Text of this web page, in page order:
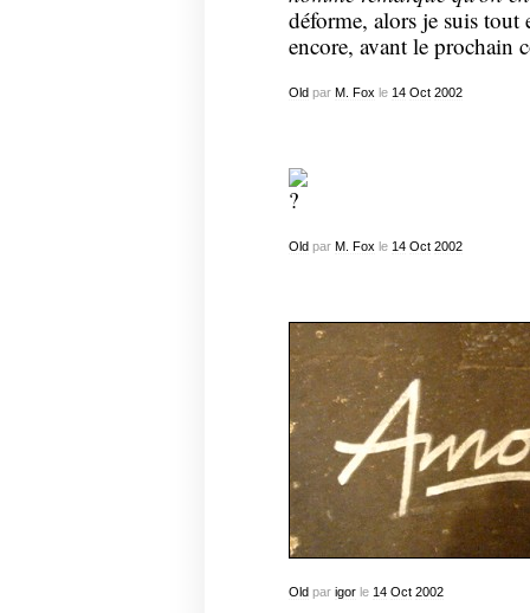
déforme, alors je suis tout
encore, avant le prochain
Old par M. Fox le 14 Oct 2002
Old par M. Fox le 14 Oct 2002
Oldpar igorle 14 Oct 2002